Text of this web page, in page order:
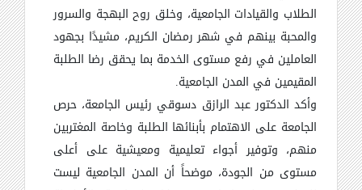
الطلاب والقيادات الجامعية، وخلق روح البهجة والسرور
والمحبة بينهم في شهر رمضان الكريم، مشيدًا بجهود
العاملين في رفع مستوى الخدمة بما يحقق رضا الطلبة
المقيمين في المدن الجامعية.
وأكد الدكتور عبد الرازق دسوقي رئيس الجامعة، حرص
الجامعة على الاهتمام بأبنائها الطلبة وخاصة المغتربين
منهم، وتوفير أجواء تعليمية ومعيشية على أعلى
مستوى من الجودة، موضحاً أن المدن الجامعية ليست